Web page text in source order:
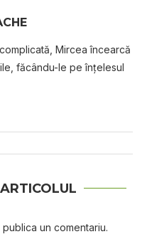
Mircea încearcă
făcându-le pe înțelesul
un comentariu.